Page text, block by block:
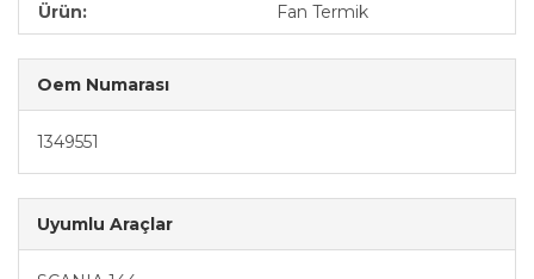
Ürün: Fan Termik
Oem Numarası
1349551
Uyumlu Araçlar